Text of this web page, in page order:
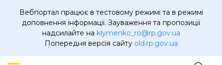
Вебпортал працює в тестовому режимі та в режимі
доповнення інформації. Зауваження та пропозиції
надсилайте на klymenko_ro@rp.gov.ua
Попередня версія сайту old.rp.gov.ua